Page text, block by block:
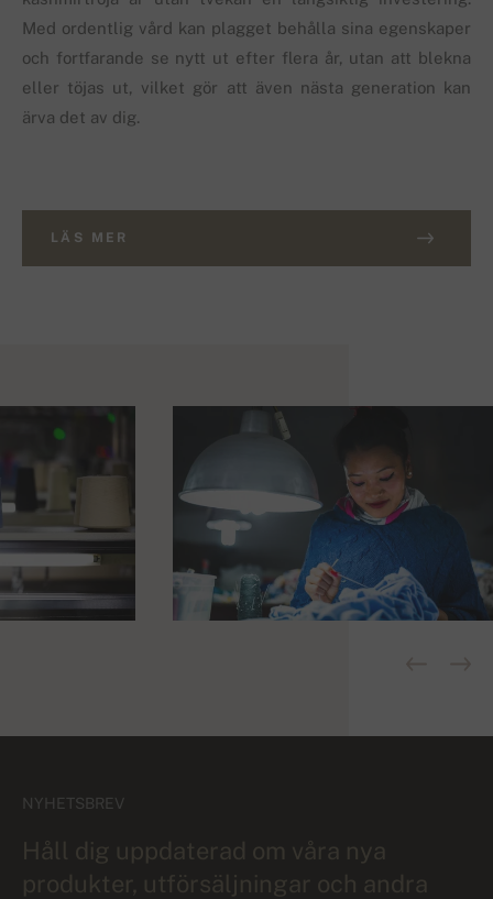
Med ordentlig vård kan plagget behålla sina egenskaper
och fortfarande se nytt ut efter flera år, utan att blekna
eller töjas ut, vilket gör att även nästa generation kan
ärva det av dig.
LÄS MER
NYHETSBREV
Håll dig uppdaterad om våra nya
produkter, utförsäljningar och andra